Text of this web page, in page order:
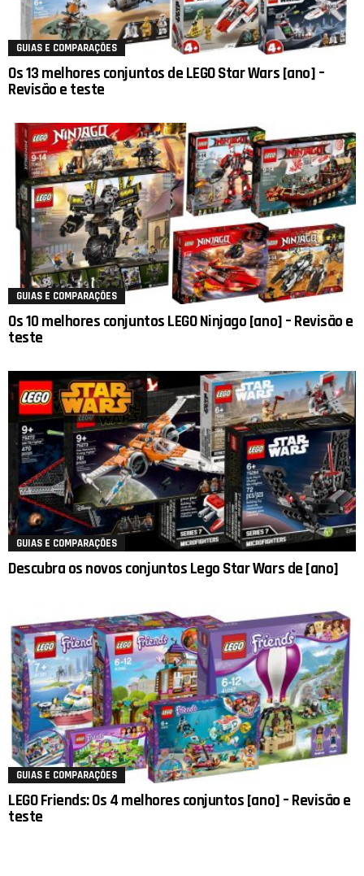
GUIAS E COMPARAÇÕES
Os 13 melhores conjuntos de LEGO Star Wars [ano] –
Revisão e teste
GUIAS E COMPARAÇÕES
Os 10 melhores conjuntos LEGO Ninjago [ano] – Revisão e
teste
GUIAS E COMPARAÇÕES
Descubra os novos conjuntos Lego Star Wars de [ano]
GUIAS E COMPARAÇÕES
LEGO Friends: Os 4 melhores conjuntos [ano] – Revisão e
teste